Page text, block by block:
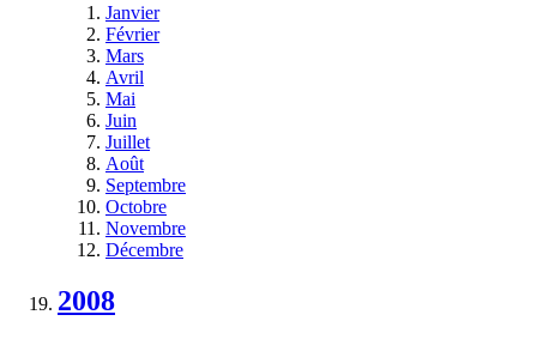
Janvier
Février
Mars
Avril
Mai
Juin
Juillet
Août
Septembre
Octobre
Novembre
Décembre
2008